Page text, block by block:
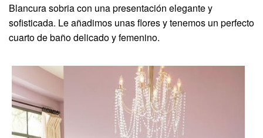
Blancura sobria con una presentación elegante y
sofisticada. Le añadimos unas flores y tenemos un perfecto
cuarto de baño delicado y femenino.